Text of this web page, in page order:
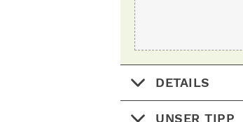
DETAILS
UNSER TIPP